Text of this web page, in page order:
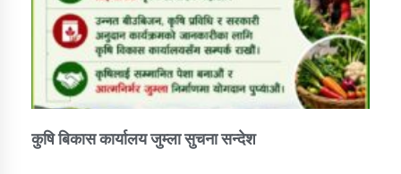
तातोपानी गाउँपालिका जुम्लाको सूचना
कुषि बिकास कार्यालय जुम्ला सुचना सन्देश